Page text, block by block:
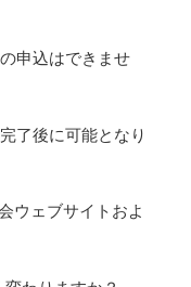
申込はできませ
了後に可能となり
ウェブサイトおよ